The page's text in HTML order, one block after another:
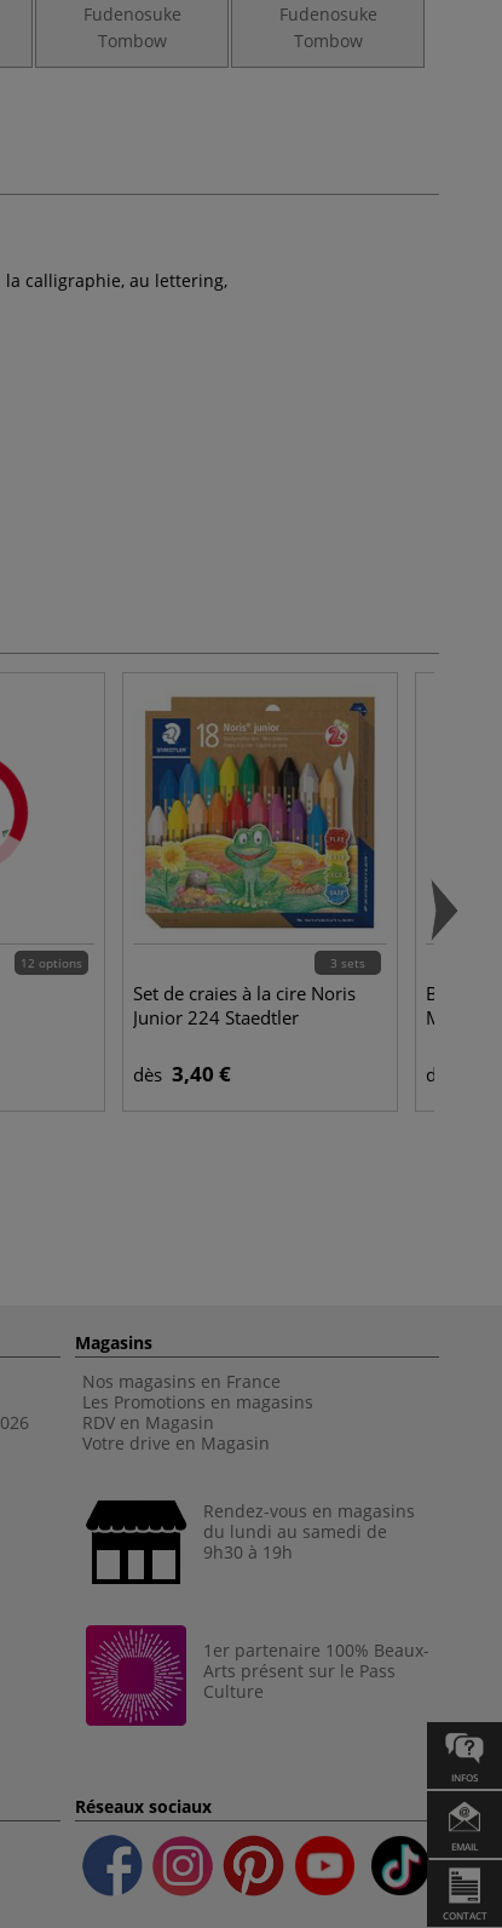
INFOS
EMAIL
CONTACT
Fudenosuke
Tombow
Fudenosuke
Tombow
calligraphie, au lettering,
12 options 3 sets
Set de craies à la cire Noris
Junior 224 Staedtler
dès 3,40 €
Bloc
Marker
dès
6
Magasins
Nos magasins en France
Les Promotions en magasins
RDV en Magasin
Votre drive en Magasin
Rendez-vous en magasins
du lundi au samedi de
9h30 à 19h
1er partenaire 100% Beaux-
Arts présent sur le Pass
Culture
Réseaux sociaux